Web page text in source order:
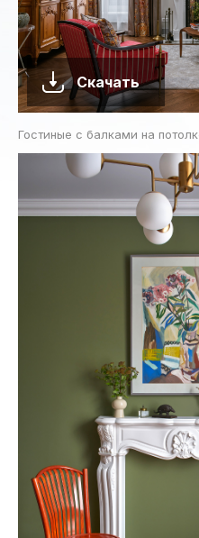
Скачать
Гостиные с балками на